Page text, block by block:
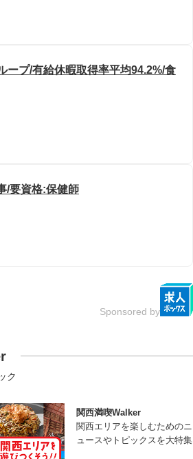
ープ/有給休暇取得率平均94.2%/食
/要資格:保健師
Sponsored by
ク
関西満喫Walker
関西エリアを楽しむためのニ
ュースやトピックスを大特集